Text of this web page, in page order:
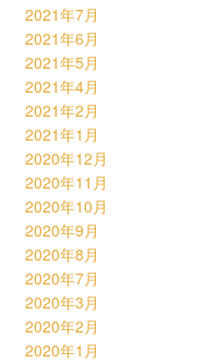
2021年7月
2021年6月
2021年5月
2021年4月
2021年2月
2021年1月
2020年12月
2020年11月
2020年10月
2020年9月
2020年8月
2020年7月
2020年3月
2020年2月
2020年1月